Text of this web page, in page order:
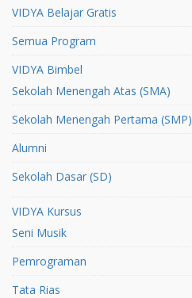
VIDYA Belajar Gratis
Semua Program
VIDYA Bimbel
Sekolah Menengah Atas (SMA)
Sekolah Menengah Pertama (SMP)
Alumni
Sekolah Dasar (SD)
VIDYA Kursus
Seni Musik
Pemrograman
Tata Rias